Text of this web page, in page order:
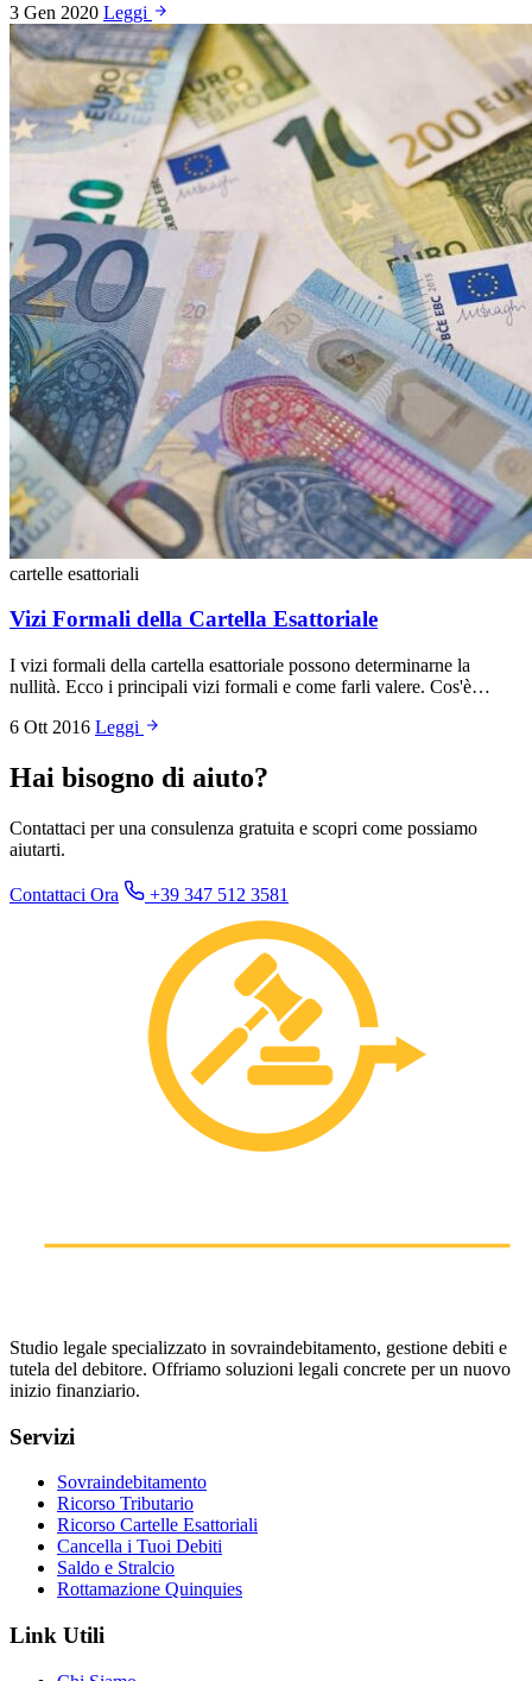
3 Gen 2020 Leggi
cartelle esattoriali
Vizi Formali della Cartella Esattoriale
I vizi formali della cartella esattoriale possono determinarne la
nullità. Ecco i principali vizi formali e come farli valere. Cos'è…
6 Ott 2016 Leggi
Hai bisogno di aiuto?
Contattaci per una consulenza gratuita e scopri come possiamo
aiutarti.
Contattaci Ora +39 347 512 3581
Studio legale specializzato in sovraindebitamento, gestione debiti e
tutela del debitore. Offriamo soluzioni legali concrete per un nuovo
inizio finanziario.
Servizi
Sovraindebitamento
Ricorso Tributario
Ricorso Cartelle Esattoriali
Cancella i Tuoi Debiti
Saldo e Stralcio
Rottamazione Quinquies
Link Utili